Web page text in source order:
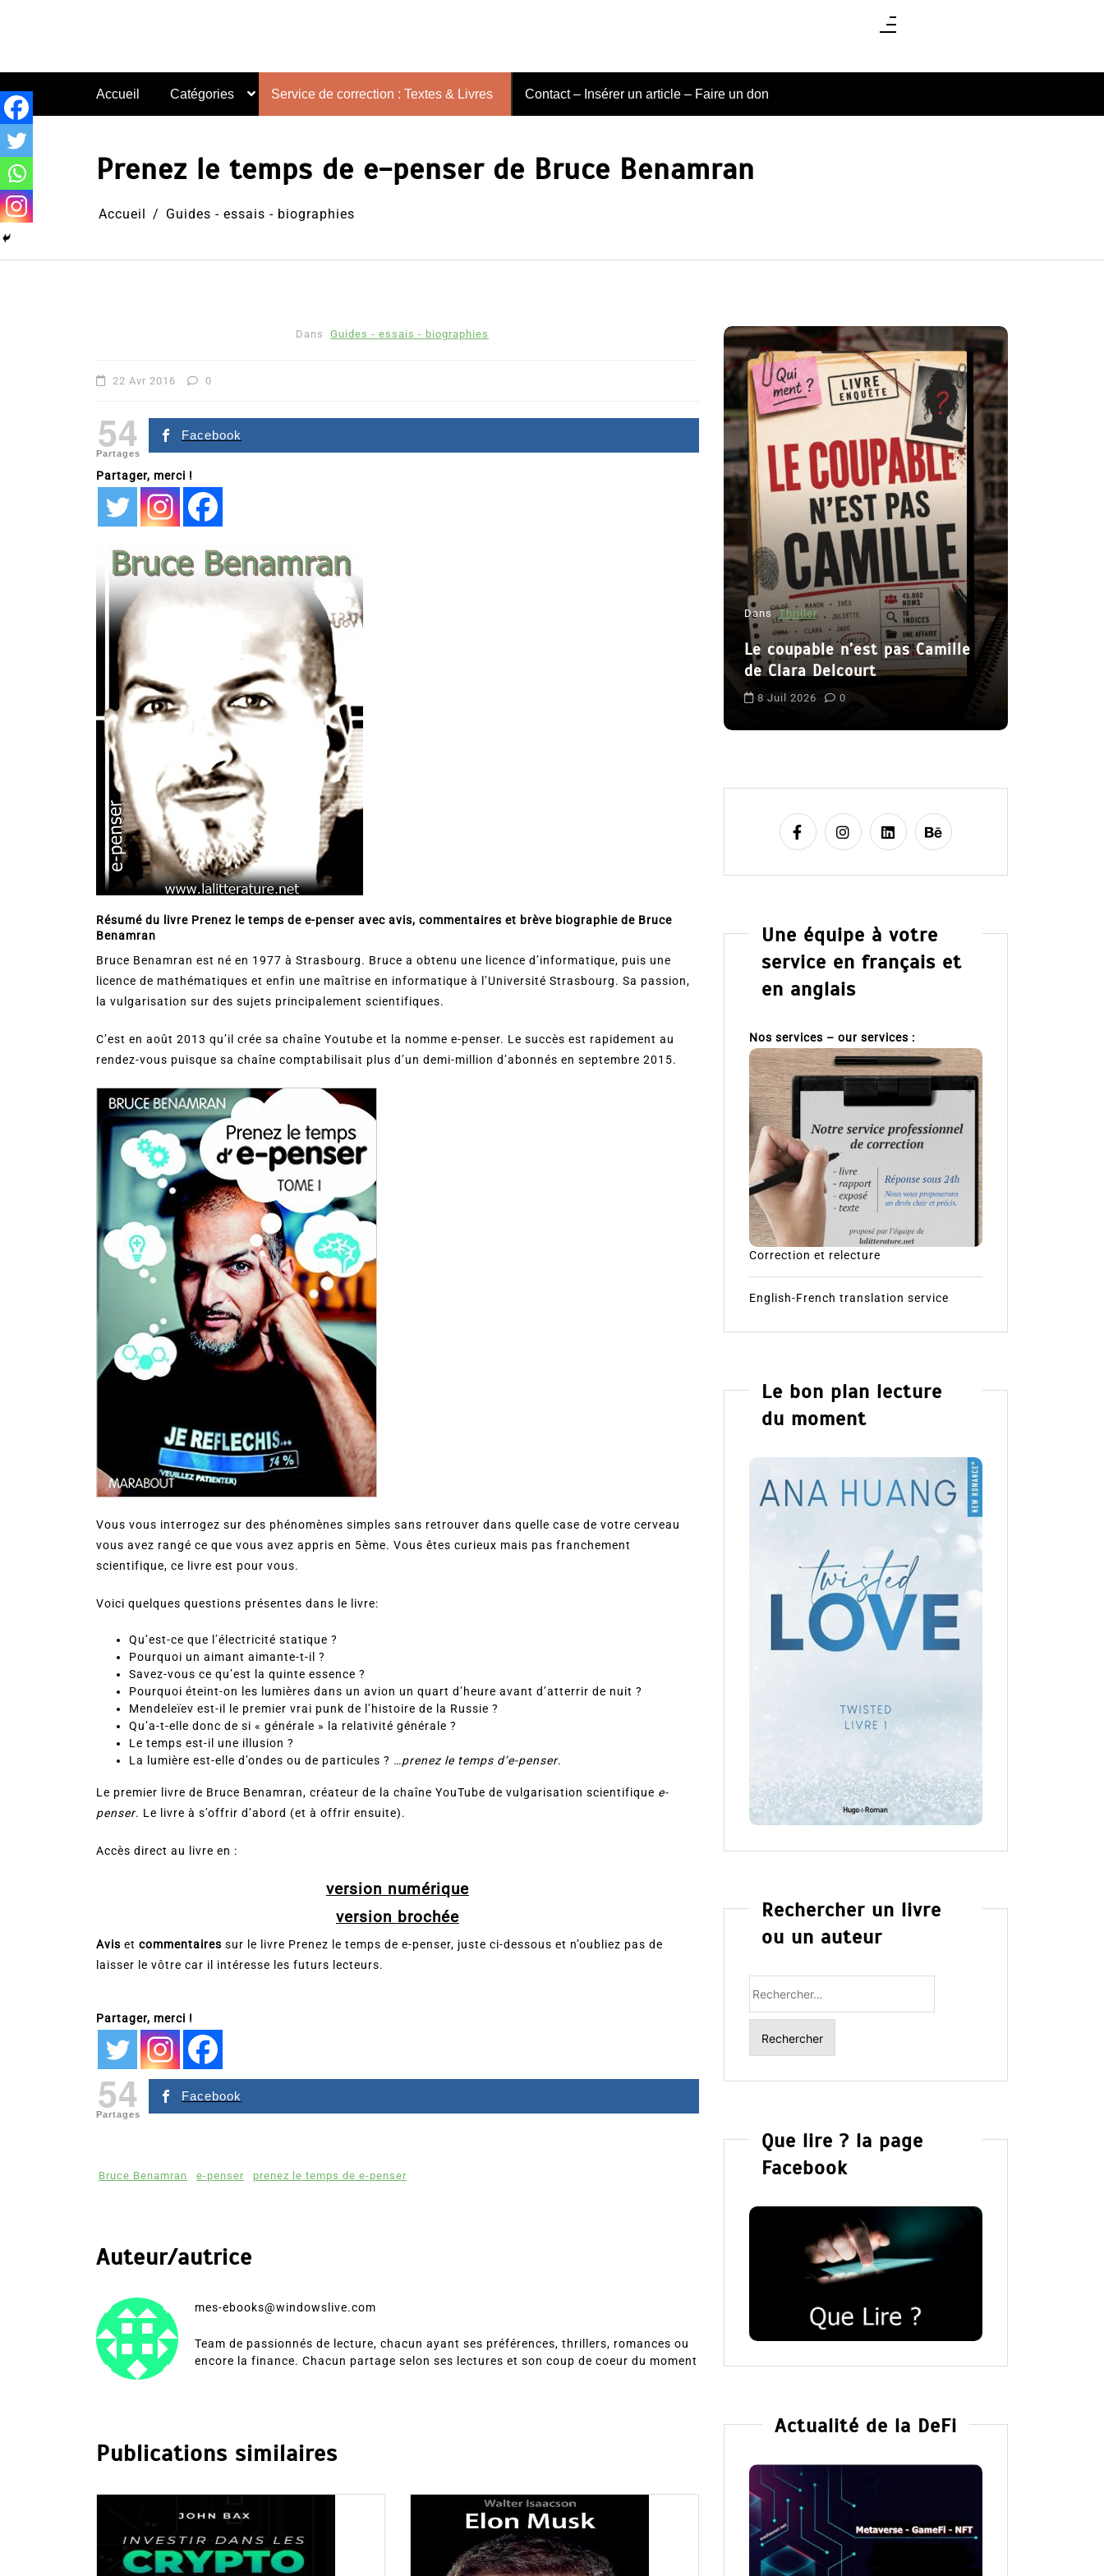
Accueil Catégories Service de correction : Textes & Livres Contact – Insérer un article – Faire un don
Prenez le temps de e-penser de Bruce Benamran
Accueil Guides - essais - biographies
Dans Guides - essais - biographies
22 Avr 2016 0
54
Partages
Facebook
Partager, merci !
Résumé du livre Prenez le temps de e-penser avec avis, commentaires et brève biographie de Bruce
Benamran
Bruce Benamran est né en 1977 à Strasbourg. Bruce a obtenu une licence d’informatique, puis une
licence de mathématiques et enfin une maîtrise en informatique à l’Université Strasbourg. Sa passion,
la vulgarisation sur des sujets principalement scientifiques.
C’est en août 2013 qu’il crée sa chaîne Youtube et la nomme e-penser. Le succès est rapidement au
rendez-vous puisque sa chaîne comptabilisait plus d’un demi-million d’abonnés en septembre 2015.
Vous vous interrogez sur des phénomènes simples sans retrouver dans quelle case de votre cerveau
vous avez rangé ce que vous avez appris en 5ème. Vous êtes curieux mais pas franchement
scientifique, ce livre est pour vous.
Voici quelques questions présentes dans le livre:
Qu’est-ce que l’électricité statique ?
Pourquoi un aimant aimante-t-il ?
Savez-vous ce qu’est la quinte essence ?
Pourquoi éteint-on les lumières dans un avion un quart d’heure avant d’atterrir de nuit ?
Mendeleïev est-il le premier vrai punk de l’histoire de la Russie ?
Qu’a-t-elle donc de si « générale » la relativité générale ?
Le temps est-il une illusion ?
La lumière est-elle d’ondes ou de particules ? …prenez le temps d’e-penser.
Le premier livre de Bruce Benamran, créateur de la chaîne YouTube de vulgarisation scientifique e-
penser. Le livre à s’offrir d’abord (et à offrir ensuite).
Accès direct au livre en :
version numérique
version brochée
Avis et commentaires sur le livre Prenez le temps de e-penser, juste ci-dessous et n’oubliez pas de
laisser le vôtre car il intéresse les futurs lecteurs.
Partager, merci !
54
Partages
Facebook
Bruce Benamran e-penser prenez le temps de e-penser
Auteur/autrice
mes-ebooks@windowslive.com
Team de passionnés de lecture, chacun ayant ses préférences, thrillers, romances ou
encore la finance. Chacun partage selon ses lectures et son coup de coeur du moment
Publications similaires
Dans Thriller
Le coupable n’est pas Camille
de Clara Delcourt
8 Juil 2026 0
Une équipe à votre
service en français et
en anglais
Nos services – our services :
Correction et relecture
English-French translation service
Le bon plan lecture
du moment
Rechercher un livre
ou un auteur
Que lire ? la page
Facebook
Actualité de la DeFi